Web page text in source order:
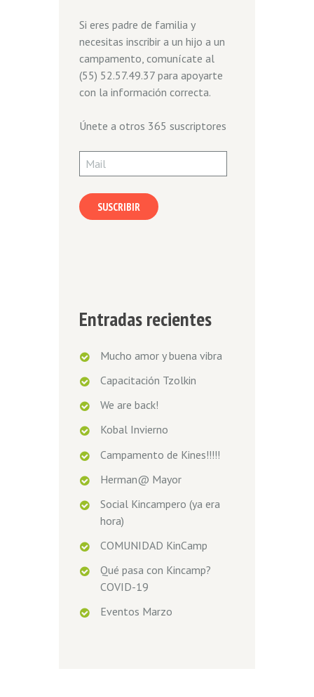
Si eres padre de familia y
necesitas inscribir a un hijo a un
campamento, comunícate al
(55) 52.57.49.37 para apoyarte
con la información correcta.
Únete a otros 365 suscriptores
Mail
SUSCRIBIR
Entradas recientes
Mucho amor y buena vibra
Capacitación Tzolkin
We are back!
Kobal Invierno
Campamento de Kines!!!!!
Herman@ Mayor
Social Kincampero (ya era
hora)
COMUNIDAD KinCamp
Qué pasa con Kincamp?
COVID-19
Eventos Marzo